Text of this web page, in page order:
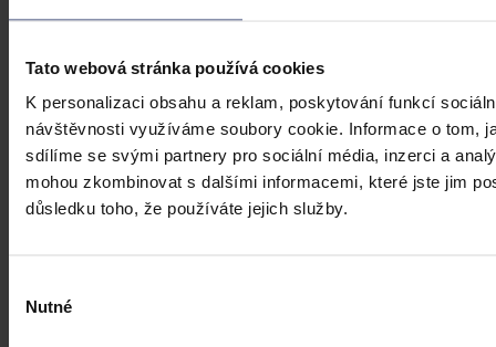
Tato webová stránka používá cookies
K personalizaci obsahu a reklam, poskytování funkcí
návštěvnosti využíváme soubory cookie. Informace o tom,
sdílíme se svými partnery pro sociální média, inzerci a
mohou zkombinovat s dalšími informacemi, které jste jim
důsledku toho, že používáte jejich služby.
souhlasu
Nutné
Změnu financování ČT, kterou plánuje
Praha 29. července (ČTK) - Změnu financování České televize
(ČT), kterou plánuje vládní koalice, označil dnes Senát za
nežádoucí, nekoncepční a odporující platným pravidlům EU.
ČTK • 30. července 2026, 10:35